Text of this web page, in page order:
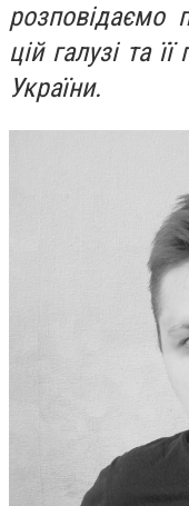
розповідаємо
цій галузі та
України.